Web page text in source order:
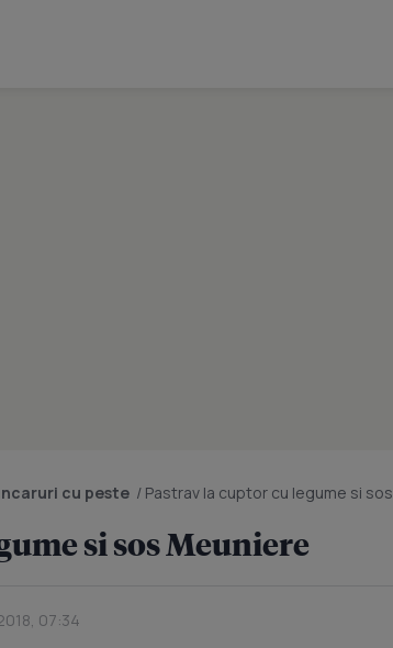
cu peste / Pastrav la cuptor cu legume si sos Meuniere
si sos Meuniere
07:34